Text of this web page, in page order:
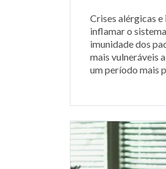
Crises alérgicas
inflamar o
imunidade dos
mais vulneráveis
um período mais